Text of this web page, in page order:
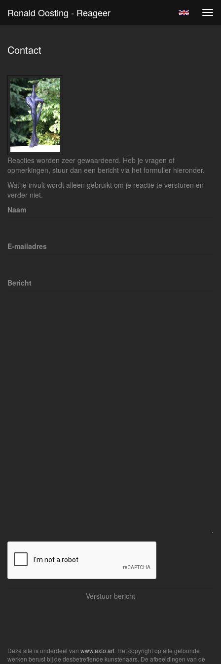
Ronald Oosting - Reageer
Contact
Reacties worden zeer gewaardeerd. Heb je vragen of
opmerkingen, stuur dan een bericht via het formulier hieronder.
Wat je invult wordt alleen gebruikt om je reactie te versturen en
verder niet.
Naam
E-mailadres
Bericht
Deze site is onderdeel van www.exto.art . Het copyright op alle getoonde
werken berust bij de desbetreffende kunstenaars. De afbeeldingen van de